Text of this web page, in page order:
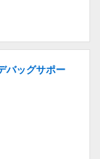
バッグサポー